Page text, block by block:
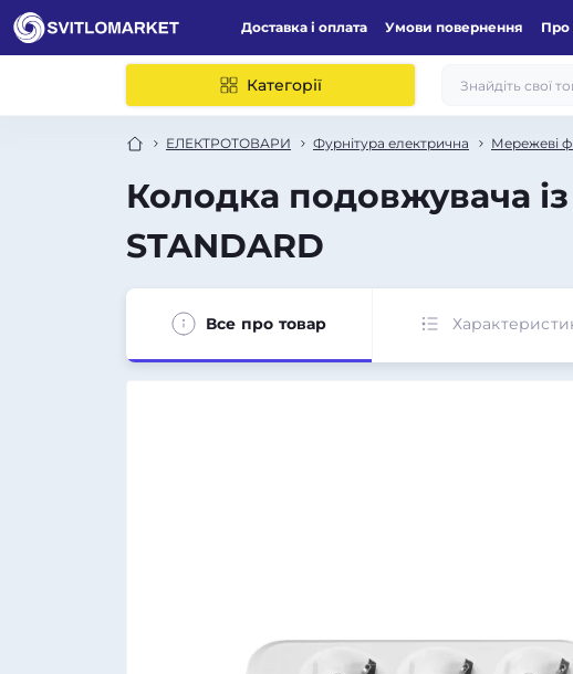
Доставка і оплата Умови повернення Про
Категорії
ЕЛЕКТРОТОВАРИ Фурнітура електрична Мережеві
Колодка подовжувача
STANDARD
Все про товар